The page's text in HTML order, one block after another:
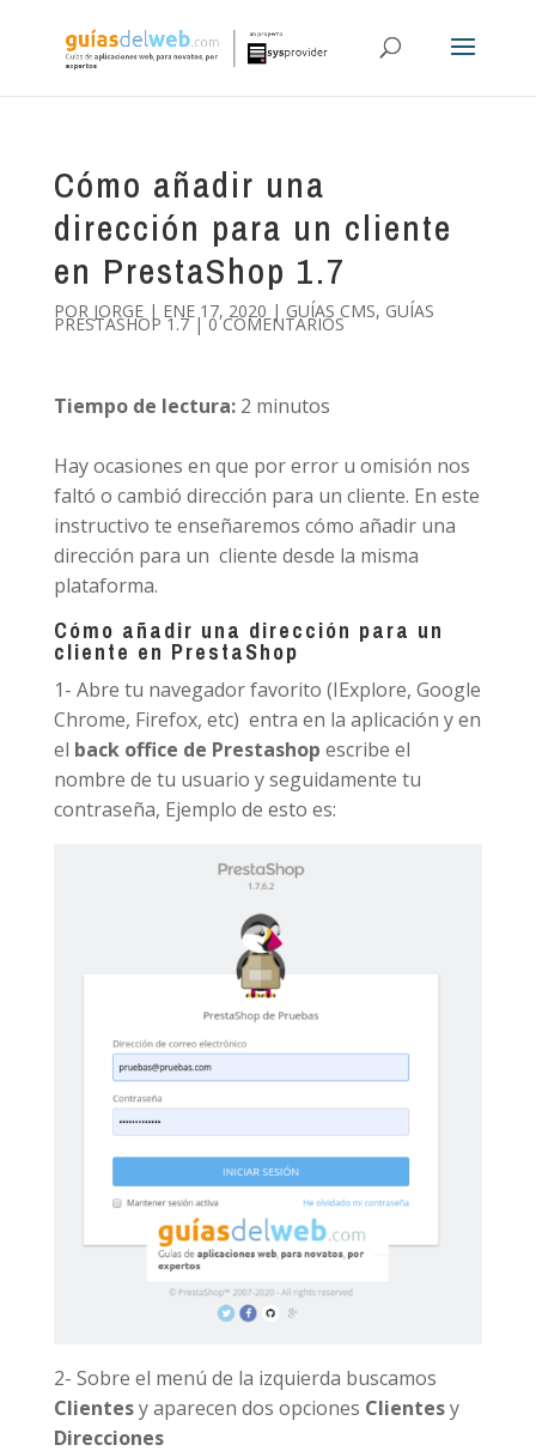
Cómo añadir una
dirección para un cliente
en PrestaShop 1.7
POR JORGE| ENE 17, 2020 | GUÍAS CMS, GUÍAS
PRESTASHOP 1.7|0 COMENTARIOS
Tiempo de lectura: 2 minutos
Hay ocasiones en que por error u omisión nos
faltó o cambió dirección para un cliente. En este
instructivo te enseñaremos cómo añadir una
dirección para un cliente desde la misma
plataforma.
Cómo añadir una dirección para un
cliente en PrestaShop
1- Abre tu navegador favorito (IExplore, Google
Chrome, Firefox, etc) entra en la aplicación y en
el back office de Prestashop escribe el
nombre de tu usuario y seguidamente tu
contraseña, Ejemplo de esto es:
2- Sobre el menú de la izquierda buscamos
Clientesy aparecen dos opciones Clientesy
Direcciones